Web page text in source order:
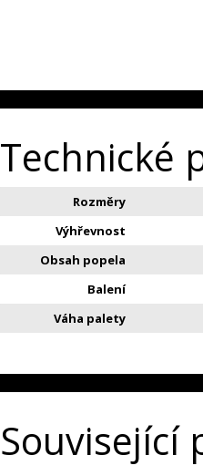
Technické
Rozměry
Výhřevnost
Obsah popela
Balení
Váha palety
Související